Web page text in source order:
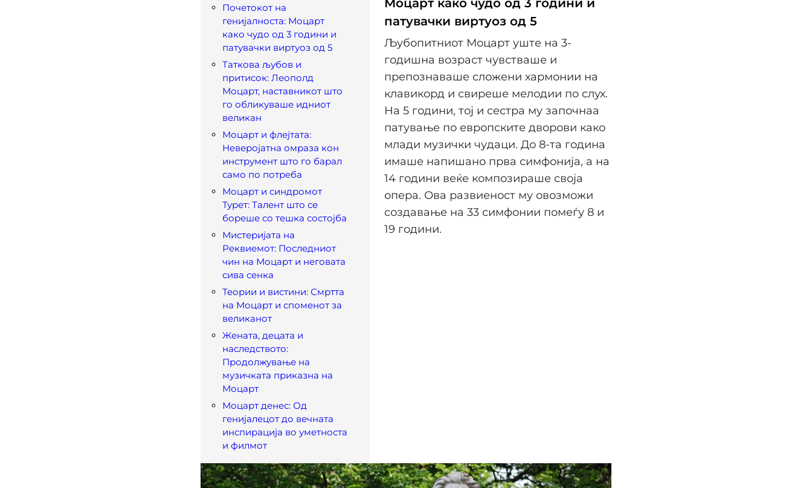
Почетокот на
генијалноста: Моцарт
како чудо од 3 години и
патувачки виртуоз од 5
Таткова љубов и
притисок: Леополд
Моцарт, наставникот што
го обликуваше идниот
великан
Моцарт и флејтата:
Неверојатна омраза кон
инструмент што го барал
само по потреба
Моцарт и синдромот
Турет: Талент што се
бореше со тешка состојба
Мистеријата на
Реквиемот: Последниот
чин на Моцарт и неговата
сива сенка
Теории и вистини: Смртта
на Моцарт и споменот за
великанот
Жената, децата и
наследството:
Продолжување на
музичката приказна на
Моцарт
Моцарт денес: Од
генијалецот до вечната
инспирација во уметноста
и филмот
Моцарт како чудо од 3 години и
патувачки виртуоз од 5
Љубопитниот Моцарт уште на 3-
годишна возраст чувстваше и
препознаваше сложени хармонии на
клавикорд и свиреше мелодии по слух.
На 5 години, тој и сестра му започнаа
патување по европските дворови како
млади музички чудаци. До 8-та година
имаше напишано прва симфонија, а на
14 години веќе композираше своја
опера. Ова развиеност му овозможи
создавање на 33 симфонии помеѓу 8 и
19 години.